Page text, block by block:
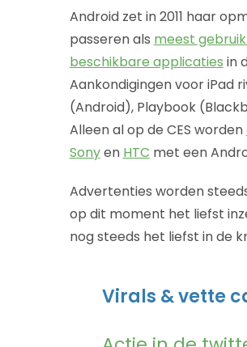
Android zet in 2011 haar
passeren als meest
beschikbare applicaties in
Aankondigingen voor iPad
(Android), Playbook
Alleen al op de CES worden
Sonyen HTC met een
Advertenties worden
op dit moment het liefst
nog steeds het liefst in de
Virals & vette